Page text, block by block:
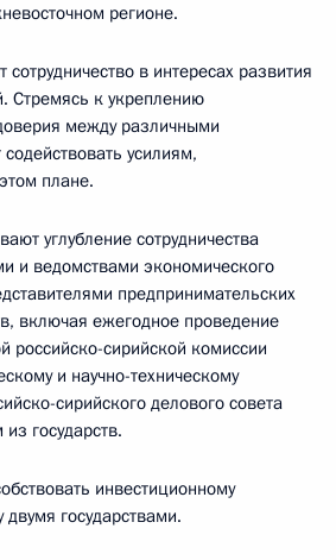
регионе.
в интересах развития
Стремясь к укреплению
между различными
усилиям,
плане.
углубление сотрудничества
и ведомствами экономического
предпринимательских
включая ежегодное проведение
российско-сирийской комиссии
и научно-техническому
сирийского делового совета
государств.
инвестиционному
двумя государствами.